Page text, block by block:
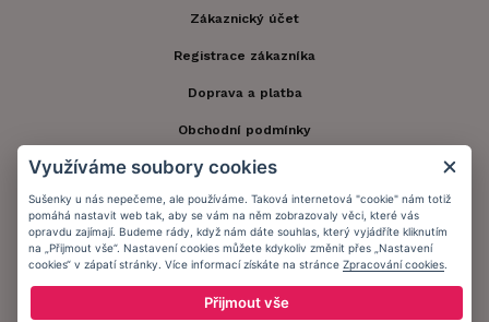
Zákaznický účet
Registrace zákazníka
Doprava a platba
Obchodní podmínky
Ochrana osobních údajů
Informační memorandum
Zůstaňte s námi v kontaktu.
Využíváme soubory cookies
Sušenky u nás nepečeme, ale používáme. Taková internetová "cookie" nám totiž
pomáhá nastavit web tak, aby se vám na něm zobrazovaly věci, které vás
opravdu zajímají. Budeme rády, když nám dáte souhlas, který vyjádříte kliknutím
na „Přijmout vše“. Nastavení cookies můžete kdykoliv změnit přes „Nastavení
cookies“ v zápatí stránky. Více informací získáte na stránce Zpracování cookies
Přijmout vše